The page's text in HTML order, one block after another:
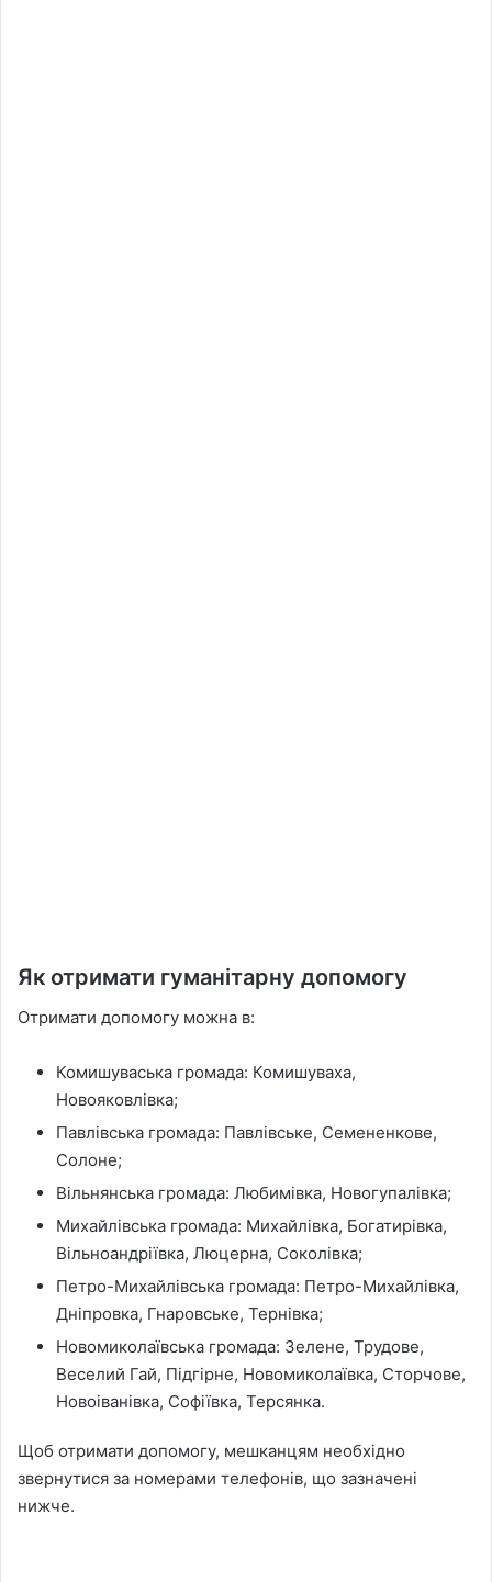
Як отримати гуманітарну допомогу
Отримати допомогу можна в:
Комишуваська громада: Комишуваха,
Новояковлівка;
Павлівська громада: Павлівське, Семененкове,
Солоне;
Вільнянська громада: Любимівка, Новогупалівка;
Михайлівська громада: Михайлівка, Богатирівка,
Вільноандріївка, Люцерна, Соколівка;
Петро-Михайлівська громада: Петро-Михайлівка,
Дніпровка, Гнаровське, Тернівка;
Новомиколаївська громада: Зелене, Трудове,
Веселий Гай, Підгірне, Новомиколаївка, Сторчове,
Новоіванівка, Софіївка, Терсянка.
Щоб отримати допомогу, мешканцям необхідно
звернутися за номерами телефонів, що зазначені
нижче.